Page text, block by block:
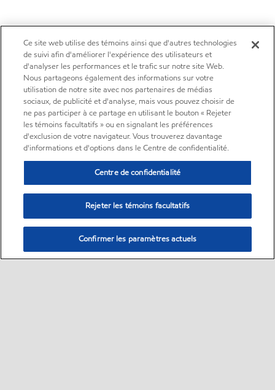
Ce site web utilise des témoins ainsi que d'autres technologies
de suivi afin d'améliorer l'expérience des utilisateurs et
d'analyser les performances et le trafic sur notre site Web.
Nous partageons également des informations sur votre
utilisation de notre site avec nos partenaires de médias
sociaux, de publicité et d'analyse, mais vous pouvez choisir de
ne pas participer à ce partage en utilisant le bouton « Rejeter
les témoins facultatifs » ou en signalant les préférences
d'exclusion de votre navigateur. Vous trouverez davantage
d'informations et d'options dans le Centre de confidentialité.
Centre de confidentialité
Rejeter les témoins facultatifs
Confirmer les paramètres actuels